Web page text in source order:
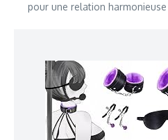
pour une relation